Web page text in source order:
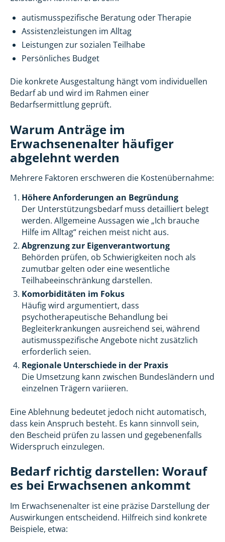
autismusspezifische Beratung oder Therapie
Assistenzleistungen im Alltag
Leistungen zur sozialen Teilhabe
Persönliches Budget
Die konkrete Ausgestaltung hängt vom individuellen
Bedarf ab und wird im Rahmen einer
Bedarfsermittlung geprüft.
Warum Anträge im
Erwachsenenalter häufiger
abgelehnt werden
Mehrere Faktoren erschweren die Kostenübernahme:
Höhere Anforderungen an Begründung
Der Unterstützungsbedarf muss detailliert belegt
werden. Allgemeine Aussagen wie „Ich brauche
Hilfe im Alltag“ reichen meist nicht aus.
Abgrenzung zur Eigenverantwortung
Behörden prüfen, ob Schwierigkeiten noch als
zumutbar gelten oder eine wesentliche
Teilhabeeinschränkung darstellen.
Komorbiditäten im Fokus
Häufig wird argumentiert, dass
psychotherapeutische Behandlung bei
Begleiterkrankungen ausreichend sei, während
autismusspezifische Angebote nicht zusätzlich
erforderlich seien.
Regionale Unterschiede in der Praxis
Die Umsetzung kann zwischen Bundesländern und
einzelnen Trägern variieren.
Eine Ablehnung bedeutet jedoch nicht automatisch,
dass kein Anspruch besteht. Es kann sinnvoll sein,
den Bescheid prüfen zu lassen und gegebenenfalls
Widerspruch einzulegen.
Bedarf richtig darstellen: Worauf
es bei Erwachsenen ankommt
Im Erwachsenenalter ist eine präzise Darstellung der
Auswirkungen entscheidend. Hilfreich sind konkrete
Beispiele, etwa: